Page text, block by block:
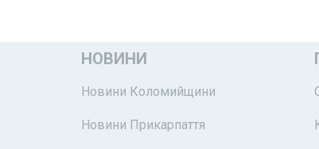
НОВИНИ
Новини Коломийщини
Новини Прикарпаття